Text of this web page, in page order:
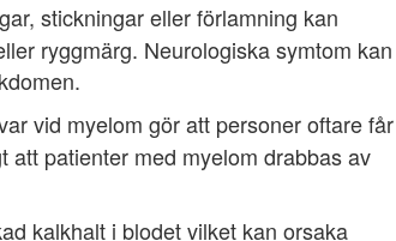
stickningar eller förlamning kan
ryggmärg. Neurologiska symtom kan
vid myelom gör att personer oftare får
att patienter med myelom drabbas av
kalkhalt i blodet vilket kan orsaka